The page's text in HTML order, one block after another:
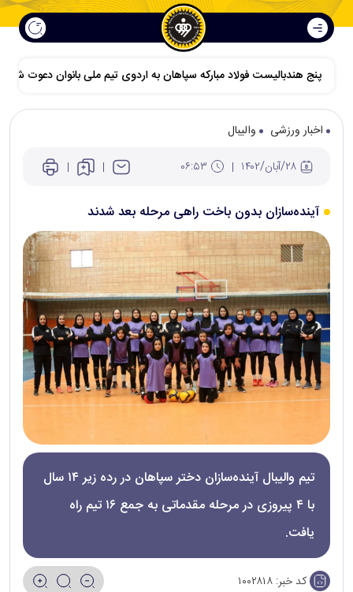
پنج هندبالیست فولاد مبارکه سپاهان به اردوی تیم ملی بانوان دعوت شدند
اخبار ورزشی
والیبال
آینده‌سازان بدون باخت راهی مرحله بعد شدند
تیم والیبال آینده‌سازان دختر سپاهان در رده زیر ۱۴ سال
با ۴ پیروزی در مرحله مقدماتی به جمع ۱۶ تیم راه
یافت.
کد خبر: ۱۰۰۲۸۱۸